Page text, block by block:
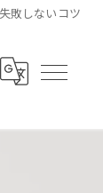
敗しないコツ